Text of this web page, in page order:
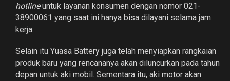
hotlineuntuk layanan konsumen dengan nomor 021-
38900061 yang saat ini hanya bisa dilayani selama jam
kerja.
Selain itu Yuasa Battery juga telah menyiapkan rangkaian
produk baru yang rencananya akan diluncurkan pada tahun
depan untuk aki mobil. Sementara itu, aki motor akan